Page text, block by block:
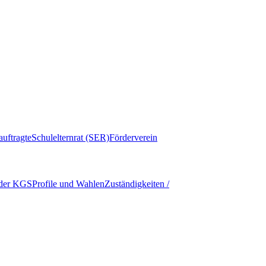
Schulelternrat (SER)Förderverein
KGSProfile und WahlenZuständigkeiten /